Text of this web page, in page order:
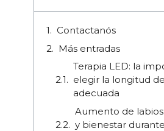
Contactanós
Más entradas
Terapia LED: la
elegir la longitud
adecuada
Aumento de
y bienestar